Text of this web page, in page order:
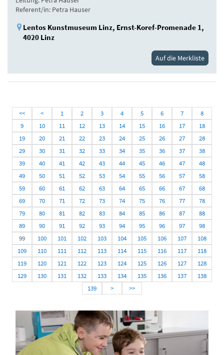
Referent/in: Petra Hauser
Lentos Kunstmuseum Linz, Ernst-Koref-Promenade 1,
4020 Linz
Auf die Merkliste
<< < 1 2 3 4 5 6 7
8
9
10 11 12 13 14 15 16 17
18
19
20 21 22 23 24 25 26 27
28
29
30 31 32 33 34 35 36 37
38
39
40 41 42 43 44 45 46 47
48
49
50 51 52 53 54 55 56 57
58
59
60 61 62 63 64 65 66 67
68
69
70 71 72 73 74 75 76 77
78
79
80 81 82 83 84 85 86 87
88
89
90 91 92 93 94 95 96 97
98
99
100 101 102 103 104 105 106 107
108
109
110 111 112 113 114 115 116 117
118
119
120 121 122 123 124 125 126 127
128
129
130 131 132 133 134 135 136 137
138
139
> >>